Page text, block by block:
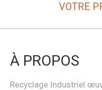
VOTRE
À PROPOS
Recyclage Industriel